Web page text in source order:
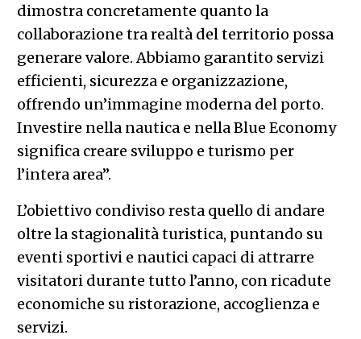
dimostra concretamente quanto la
collaborazione tra realtà del territorio possa
generare valore. Abbiamo garantito servizi
efficienti, sicurezza e organizzazione,
offrendo un’immagine moderna del porto.
Investire nella nautica e nella Blue Economy
significa creare sviluppo e turismo per
l’intera area”.
L’obiettivo condiviso resta quello di andare
oltre la stagionalità turistica, puntando su
eventi sportivi e nautici capaci di attrarre
visitatori durante tutto l’anno, con ricadute
economiche su ristorazione, accoglienza e
servizi.